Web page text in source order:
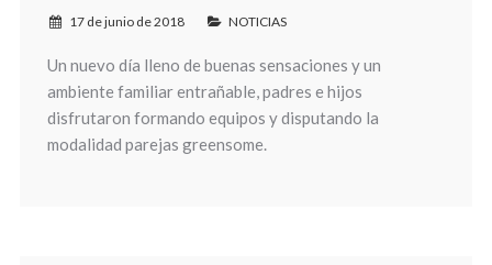
17 de junio de 2018 NOTICIAS
Un nuevo día lleno de buenas sensaciones y un
ambiente familiar entrañable, padres e hijos
disfrutaron formando equipos y disputando la
modalidad parejas greensome.